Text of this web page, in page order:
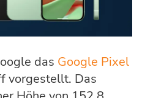
das Google Pixel
vorgestellt. Das